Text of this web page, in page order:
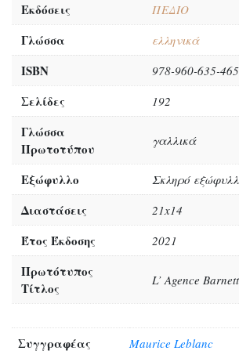
Εκδόσεις ΠΕΔΙΟ
Γλώσσα ελληνικά
ISBN 978-960-635-
Σελίδες 192
Γλώσσα
Πρωτοτύπου
γαλλικά
Εξώφυλλο Σκληρό
Διαστάσεις 21x14
Έτος Έκδοσης 2021
Πρωτότυπος
Τίτλος
L’ Agence
Συγγραφέας Maurice Leblanc